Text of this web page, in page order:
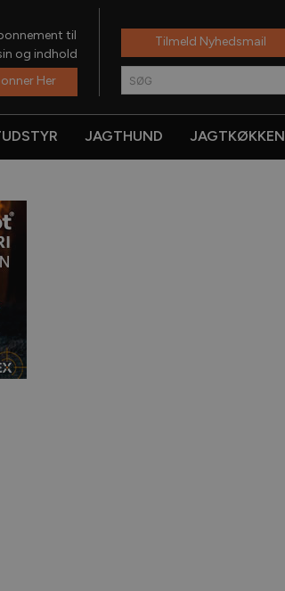
til
og indhold
Her
Tilmeld Nyhedsmail
SØG
JAGTHUND JAGTKØKKEN